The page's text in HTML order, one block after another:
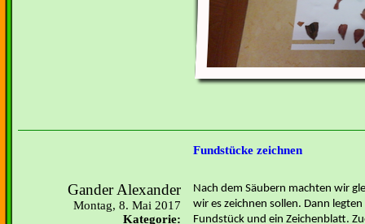
Fundstücke zeichnen
Gander Alexander
Montag, 8. Mai 2017
Kategorie:
Nach dem Säubern machten wir
wir es zeichnen sollen. Dann
Fundstück und ein Zeichenblatt.